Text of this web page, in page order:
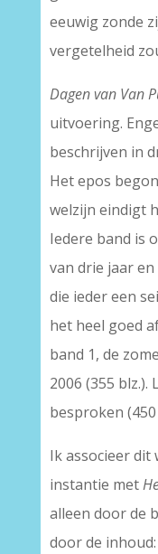
eeuwig zonde
vergetelheid
Dagen van Van
uitvoering.
beschrijven in
Het epos
welzijn eindigt
Iedere band is
van drie jaar
die ieder een
het heel goed
band 1, de
2006 (355
besproken (450
Ik associeer
instantie met
alleen door de
door de